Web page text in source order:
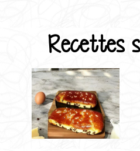
Recettes